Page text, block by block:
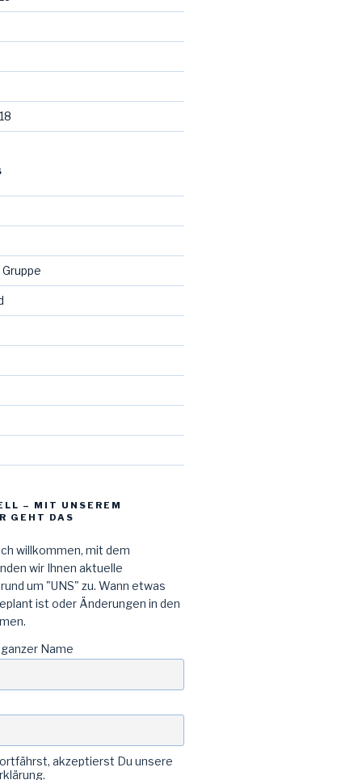
– MIT UNSEREM
GEHT DAS
willkommen, mit dem
wir Ihnen aktuelle
um "UNS" zu. Wann etwas
ist oder Änderungen in den
Name
akzeptierst Du unsere